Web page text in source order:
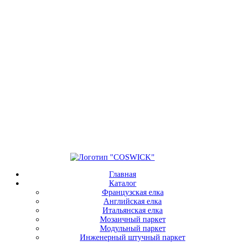
Главная
Каталог
Французская елка
Английская елка
Итальянская елка
Мозаичный паркет
Модульный паркет
Инженерный штучный паркет